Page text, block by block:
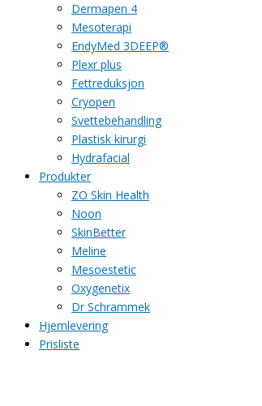
Dermapen 4
Mesoterapi
EndyMed 3DEEP®
Plexr plus
Fettreduksjon
Cryopen
Svettebehandling
Plastisk kirurgi
Hydrafacial
Produkter
ZO Skin Health
Noon
SkinBetter
Meline
Mesoestetic
Oxygenetix
Dr Schrammek
Hjemlevering
Prisliste